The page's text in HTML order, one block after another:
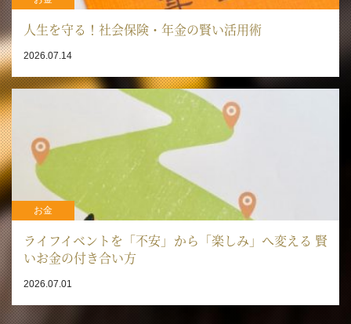
人生を守る！社会保険・年金の賢い活用術
2026.07.14
ライフイベントを「不安」から「楽しみ」へ変える 賢
いお金の付き合い方
お金
2026.07.01